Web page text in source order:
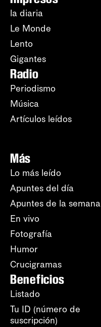
la diaria
Le Monde
Lento
Gigantes
Radio
Periodismo
Música
Artículos leídos
Más
Lo más leído
Apuntes del día
Apuntes de la semana
En vivo
Fotografía
Humor
Crucigramas
Beneficios
Listado
Tu ID (número de
suscripción)